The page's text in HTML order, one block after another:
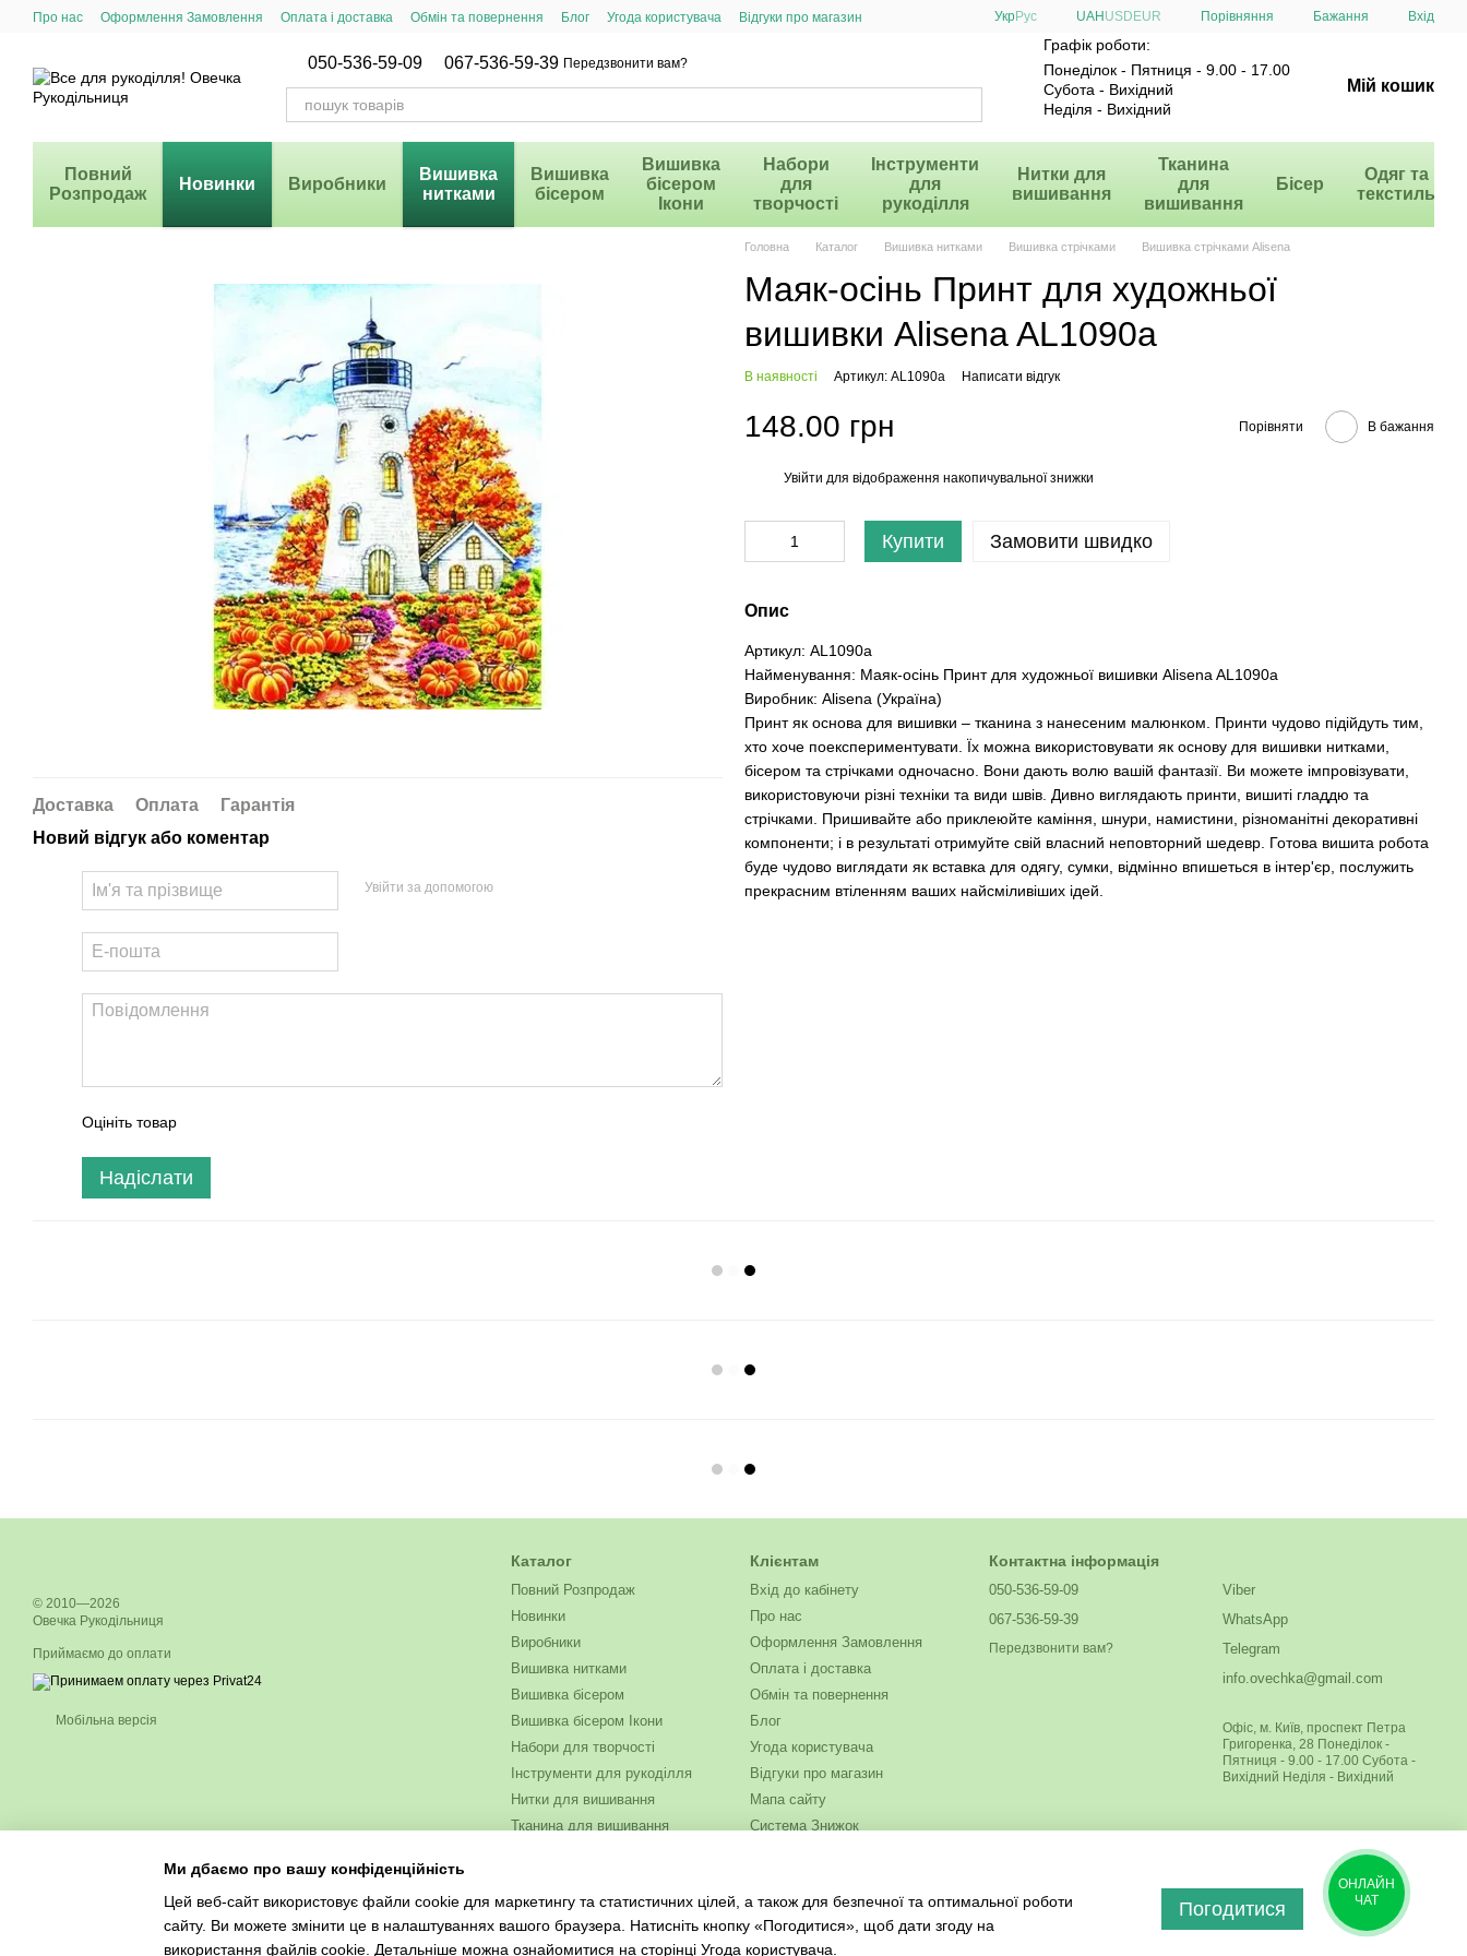
Перейти до основного контенту
Про нас Оформлення Замовлення Оплата і доставка Обмін та повернення Блог Угода користувача
Відгуки про магазин
УкрРус UAH USD EUR Порівняння Бажання Вхід
050-536-59-09 067-536-59-39 Передзвонити вам?
Графік роботи:
Понеділок - Пятниця - 9.00 - 17.00
Субота - Вихідний
Неділя - Вихідний
Мій кошик
Повний
Розпродаж
Новинки Виробники
Вишивка
нитками
Вишивка
бісером
Вишивка
бісером
Ікони
Набори
для
творчості
Інструменти
для
рукоділля
Нитки для
вишивання
Тканина
для
вишивання
Бісер
Одяг та
текстиль
Доставка Оплата
Гарантія
Новий відгук або коментар
Увійти за допомогою
Оцініть товар
Надіслати
Головна Каталог Вишивка нитками Вишивка стрічками Вишивка стрічками Alisena
Маяк-осінь Принт для художньої
вишивки Alisena AL1090а
В наявності Артикул: AL1090а Написати відгук
148.00 грн Порівняти В бажання
Увійти для відображення накопичувальної знижки
Купити Замовити швидко
Опис
Артикул: AL1090а
Найменування: Маяк-осінь Принт для художньої вишивки Alisena AL1090а
Виробник: Alisena (Україна)
Принт як основа для вишивки – тканина з нанесеним малюнком. Принти чудово підійдуть тим,
хто хоче поекспериментувати. Їх можна використовувати як основу для вишивки нитками,
бісером та стрічками одночасно. Вони дають волю вашій фантазії. Ви можете імпровізувати,
використовуючи різні техніки та види швів. Дивно виглядають принти, вишиті гладдю та
стрічками. Пришивайте або приклеюйте каміння, шнури, намистини, різноманітні декоративні
компоненти; і в результаті отримуйте свій власний неповторний шедевр. Готова вишита робота
буде чудово виглядати як вставка для одягу, сумки, відмінно впишеться в інтер'єр, послужить
прекрасним втіленням ваших найсміливіших ідей.
© 2010—2026
Овечка Рукодільниця
Приймаємо до оплати
Мобільна версія
Каталог
Повний Розпродаж
Новинки
Виробники
Вишивка нитками
Вишивка бісером
Вишивка бісером Ікони
Набори для творчості
Інструменти для рукоділля
Нитки для вишивання
Тканина для вишивання
Журнали для рукоділля
Клієнтам
Вхід до кабінету
Про нас
Оформлення Замовлення
Оплата і доставка
Обмін та повернення
Блог
Угода користувача
Відгуки про магазин
Мапа сайту
Система Знижок
Контактна інформація
050-536-59-09
067-536-59-39
Передзвонити вам?
Viber
WhatsApp
Telegram
info.ovechka@gmail.com
Офіс, м. Київ, проспект Петра
Григоренка, 28 Понеділок -
Пятниця - 9.00 - 17.00 Субота -
Вихідний Неділя - Вихідний
Ми дбаємо про вашу конфіденційність
Цей веб-сайт використовує файли cookie для маркетингу та статистичних цілей, а також для безпечної та оптимальної роботи
сайту. Ви можете змінити це в налаштуваннях вашого браузера. Натисніть кнопку «Погодитися», щоб дати згоду на
використання файлів cookie. Детальніше можна ознайомитися на сторінці Угода користувача
Погодитися
ОНЛАЙН
ЧАТ